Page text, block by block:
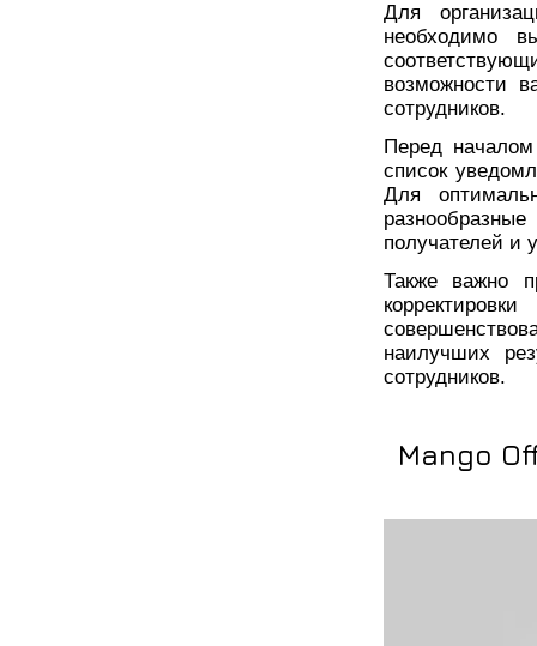
Для
необходимо
возможности
сотрудников.
Перед
список
Для
получателей и
Также важно
наилучших
сотрудников.
Mango